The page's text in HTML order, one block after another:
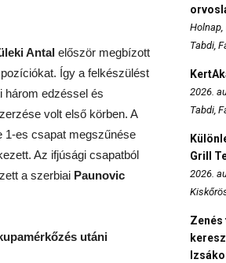
Antal először megbízott
Így a felkészülést
három edzéssel és
volt első körben. A
1-es csapat megszűnése
Az ifjúsági csapatból
a szerbiai Paunovic
utáni
Holnap,
Tabdi,
2026.
Tabdi,
Grill
2026.
Zenés